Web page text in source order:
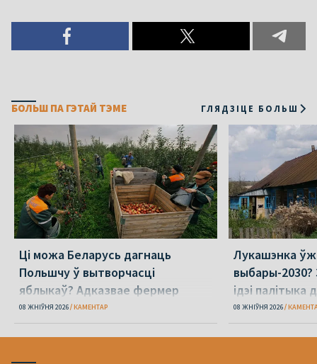
БОЛЬШ ПА ГЭТАЙ ТЭМЕ ГЛЯДЗІЦЕ БОЛЬШ
Ці можа Беларусь дагнаць
Польшчу ў вытворчасці
яблыкаў? Адказвае фермер
08 ЖНІЎНЯ 2026 КАМЕНТАР
Лукашэнка
выбары-
ідэі палітыка
08 ЖНІЎНЯ 2026